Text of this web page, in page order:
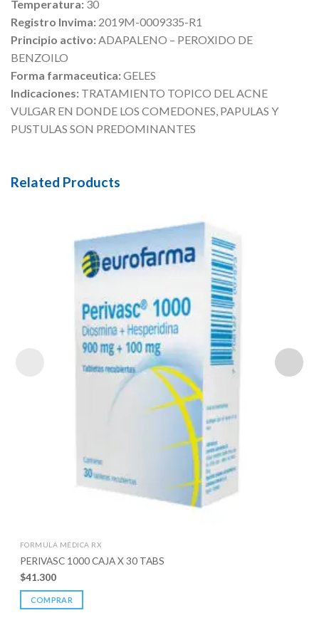
Temperatura: 30
Registro Invima: 2019M-0009335-R1
Principio activo:ADAPALENO – PEROXIDO DE
BENZOILO
Forma farmaceutica:GELES
Indicaciones: TRATAMIENTO TOPICO DEL ACNE
VULGAR EN DONDE LOS COMEDONES, PAPULAS Y
PUSTULAS SON PREDOMINANTES
Related Products
FORMULA MÉDICA RX
PERIVASC 1000 CAJA X 30 TABS
$41.300
COMPRAR